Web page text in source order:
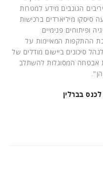
הגונבים מידע למטרות
סיסקו מיליארדים ברכישות
ופיתוחים פנימיים
ההתקפות המאיימות על
סיכונים ביישום מודלים של
אבטחה המסוגלות להשתלב
בברלין